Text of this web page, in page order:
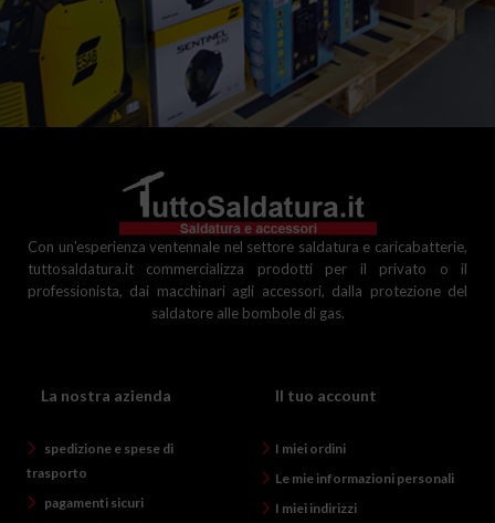
Con un'esperienza ventennale nel settore saldatura e caricabatterie,
tuttosaldatura.it commercializza prodotti per il privato o il
professionista, dai macchinari agli accessori, dalla protezione del
saldatore alle bombole di gas.
La nostra azienda
spedizione e spese di
trasporto
pagamenti sicuri
Il tuo account
I miei ordini
Le mie informazioni personali
I miei indirizzi